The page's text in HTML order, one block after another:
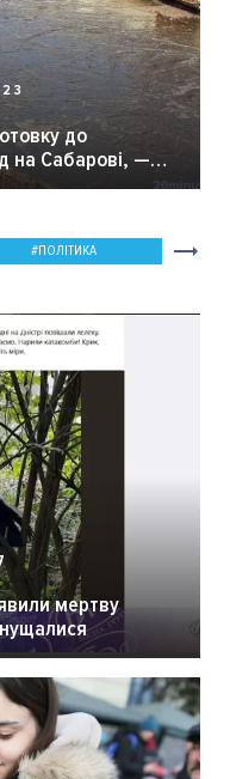
до
на Сабарові, —
ПОЛІТИКА
мертву